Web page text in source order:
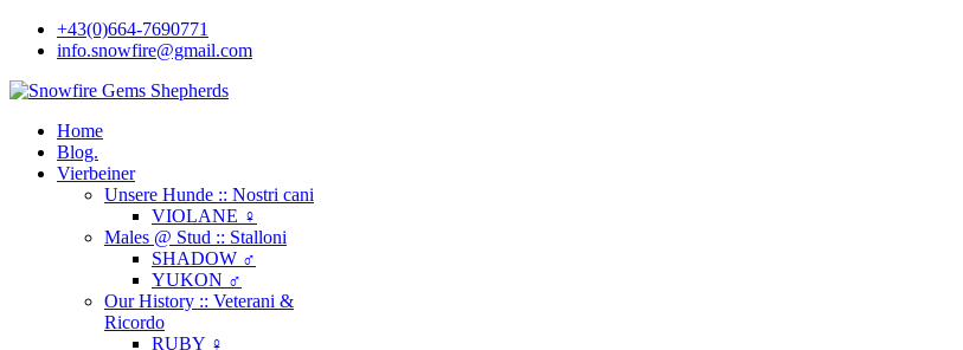
+43(0)664-7690771
info.snowfire@gmail.com
Home
Blog.
Vierbeiner
Unsere Hunde :: Nostri cani
VIOLANE ♀
Males @ Stud :: Stalloni
SHADOW ♂
YUKON ♂
Our History :: Veterani &
Ricordo
RUBY ♀